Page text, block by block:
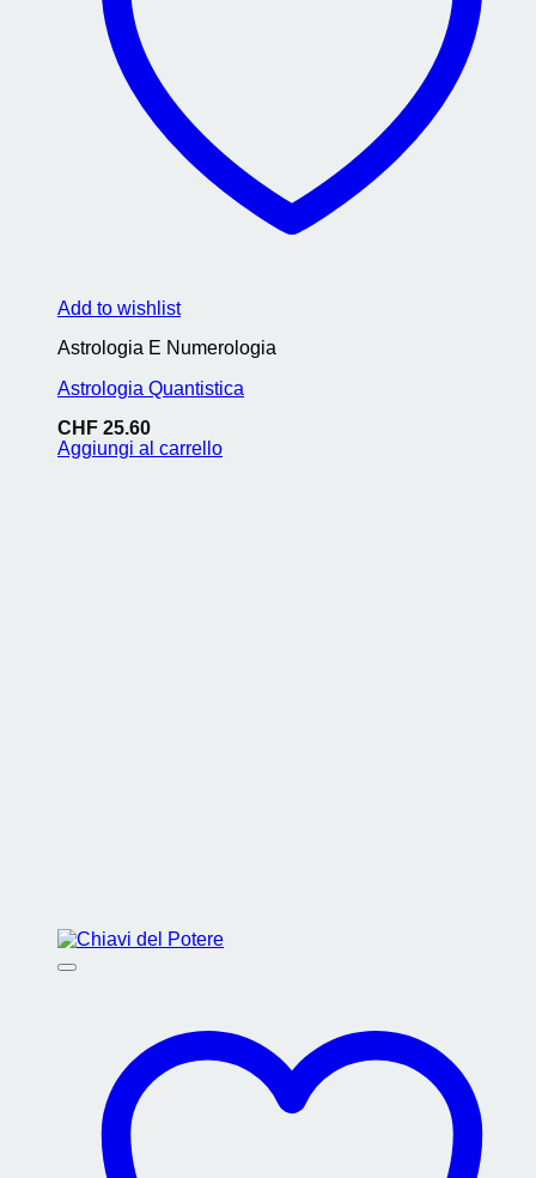
Add to wishlist
Astrologia E Numerologia
Astrologia Quantistica
CHF 25.60
Aggiungi al carrello